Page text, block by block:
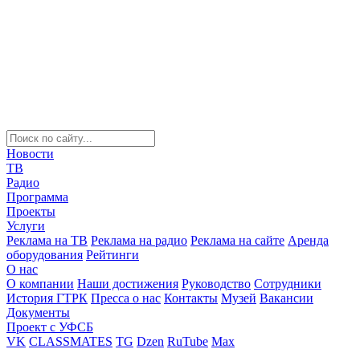
Новости
ТВ
Радио
Программа
Проекты
Услуги
Реклама на ТВ Реклама на радио Реклама на сайте Аренда
оборудования Рейтинги
О нас
О компании Наши достижения Руководство Сотрудники
История ГТРК Пресса о нас Контакты Музей Вакансии
Документы
Проект с УФСБ
VK CLASSMATES TG Dzen RuTube Max